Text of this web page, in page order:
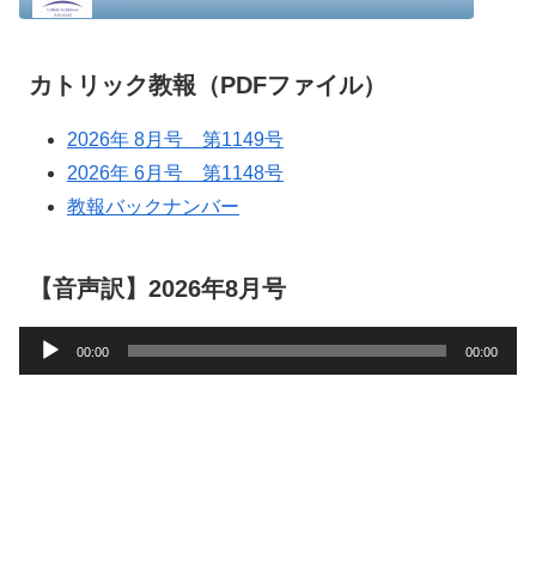
カトリック教報（PDFファイル）
2026年 8月号 第1149号
2026年 6月号 第1148号
教報バックナンバー
【音声訳】2026年8月号
声
00:00 00:00